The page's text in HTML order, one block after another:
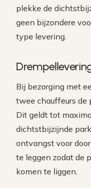
plekke de
geen bijzondere
type levering.
Bij bezorging met
twee chauffeurs de
Dit geldt tot
dichtstbijzijnde
ontvangst voor
te leggen zodat de
komen te liggen.